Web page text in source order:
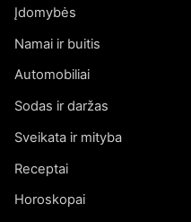
Įdomybės
Namai ir buitis
Automobiliai
Sodas ir daržas
Sveikata ir mityba
Receptai
Horoskopai